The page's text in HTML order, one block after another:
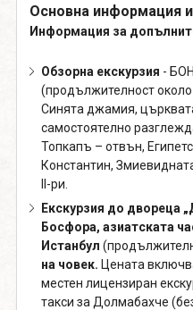
Основна информация
Информация за
Обзорна екскурзия -
(продължителност
Синята джамия,
самостоятелно
Топкапъ – отвън,
Константин,
II-ри.
Екскурзия до двореца
Босфора, азиатската
Истанбул
на човек. Цената
местен лицензиран
такси за Долмабахче